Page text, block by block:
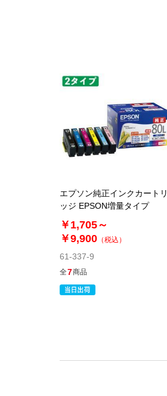
エプソン純正インクカートリ
ッジ EPSON増量タイプ
￥1,705～
￥9,900 （税込）
61-337-9
全7商品